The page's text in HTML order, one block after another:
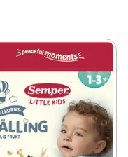
kost är en
bara rätt sorts fett.
raps- och
med
låg halt mättat fett.
(innehåller